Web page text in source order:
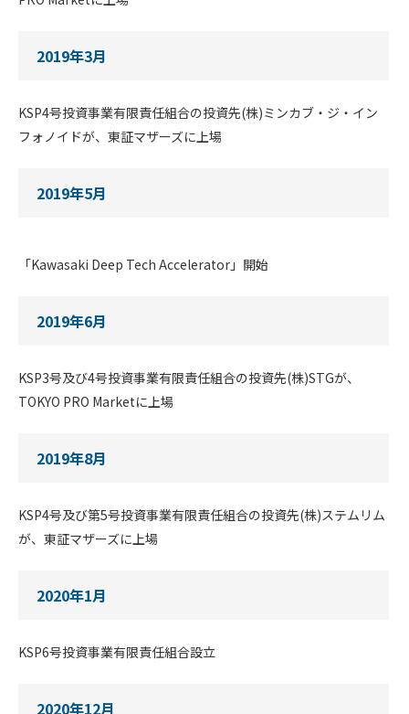
2019年3月
KSP4号投資事業有限責任組合の投資先(株)ミンカブ・ジ・イン
フォノイドが、東証マザーズに上場
2019年5月
「Kawasaki Deep Tech Accelerator」開始
2019年6月
KSP3号及び4号投資事業有限責任組合の投資先(株)STGが、
TOKYO PRO Marketに上場
2019年8月
KSP4号及び第5号投資事業有限責任組合の投資先(株)ステムリム
が、東証マザーズに上場
2020年1月
KSP6号投資事業有限責任組合設立
2020年12月